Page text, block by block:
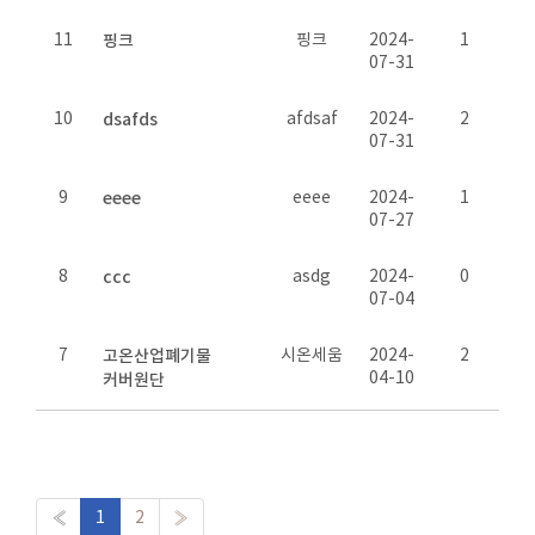
11 핑크 핑크
2024-
07-31
1
10 dsafds afdsaf
2024-
07-31
2
9 eeee eeee
2024-
07-27
1
8 ccc asdg
2024-
07-04
0
7
고온산업폐기물
커버원단
시온세움
2024-
04-10
2
« 1 2 »